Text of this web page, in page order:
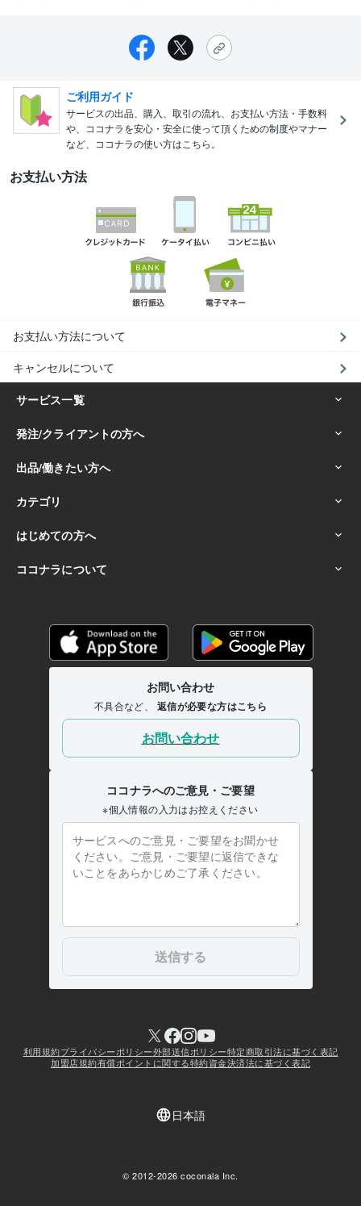
ご利用ガイド
サービスの出品、購入、取引の流れ、お支払い方法・手数料
や、ココナラを安心・安全に使って頂くための制度やマナー
など、ココナラの使い方はこちら。
お支払い方法
お支払い方法について
キャンセルについて